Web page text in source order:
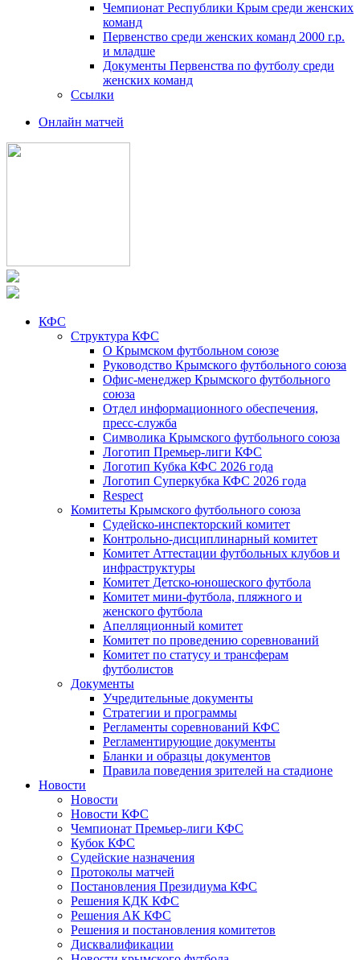
Чемпионат Республики Крым среди женских
команд
Первенство среди женских команд 2000 г.р.
и младше
Документы Первенства по футболу среди
женских команд
Ссылки
Онлайн матчей
КФС
Структура КФС
О Крымском футбольном союзе
Руководство Крымского футбольного союза
Офис-менеджер Крымского футбольного
союза
Отдел информационного обеспечения,
пресс-служба
Символика Крымского футбольного союза
Логотип Премьер-лиги КФС
Логотип Кубка КФС 2026 года
Логотип Суперкубка КФС 2026 года
Respect
Комитеты Крымского футбольного союза
Судейско-инспекторский комитет
Контрольно-дисциплинарный комитет
Комитет Аттестации футбольных клубов и
инфраструктуры
Комитет Детско-юношеского футбола
Комитет мини-футбола, пляжного и
женского футбола
Апелляционный комитет
Комитет по проведению соревнований
Комитет по статусу и трансферам
футболистов
Документы
Учредительные документы
Стратегии и программы
Регламенты соревнований КФС
Регламентирующие документы
Бланки и образцы документов
Правила поведения зрителей на стадионе
Новости
Новости
Новости КФС
Чемпионат Премьер-лиги КФС
Кубок КФС
Судейские назначения
Протоколы матчей
Постановления Президиума КФС
Решения КДК КФС
Решения АК КФС
Решения и постановления комитетов
Дисквалификации